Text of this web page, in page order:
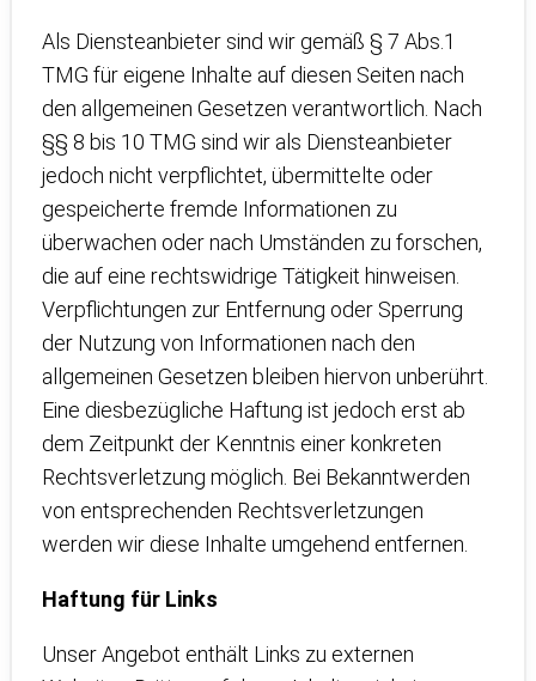
Als Diensteanbieter sind wir gemäß § 7 Abs.1
TMG für eigene Inhalte auf diesen Seiten nach
den allgemeinen Gesetzen verantwortlich. Nach
§§ 8 bis 10 TMG sind wir als Diensteanbieter
jedoch nicht verpflichtet, übermittelte oder
gespeicherte fremde Informationen zu
überwachen oder nach Umständen zu forschen,
die auf eine rechtswidrige Tätigkeit hinweisen.
Verpflichtungen zur Entfernung oder Sperrung
der Nutzung von Informationen nach den
allgemeinen Gesetzen bleiben hiervon unberührt.
Eine diesbezügliche Haftung ist jedoch erst ab
dem Zeitpunkt der Kenntnis einer konkreten
Rechtsverletzung möglich. Bei Bekanntwerden
von entsprechenden Rechtsverletzungen
werden wir diese Inhalte umgehend entfernen.
Haftung für Links
Unser Angebot enthält Links zu externen